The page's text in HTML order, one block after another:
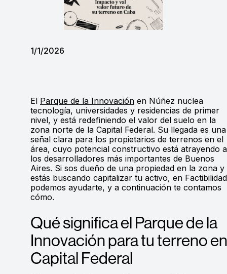
1/1/2026
El Parque de la Innovación en Núñez nuclea
tecnología, universidades y residencias de primer
nivel, y está redefiniendo el valor del suelo en la
zona norte de la Capital Federal. Su llegada es una
señal clara para los propietarios de terrenos en el
área, cuyo potencial constructivo está atrayendo a
los desarrolladores más importantes de Buenos
Aires. Si sos dueño de una propiedad en la zona y
estás buscando capitalizar tu activo, en
podemos ayudarte, y a continuación te contamos
cómo.
Qué significa el Parque de la
Innovación para tu terreno en
Capital Federal